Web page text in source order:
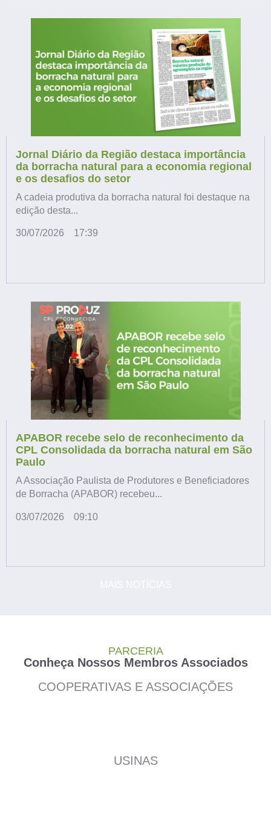
Jornal Diário da Região destaca importância
da borracha natural para a economia regional
e os desafios do setor
A cadeia produtiva da borracha natural foi destaque na
edição desta...
30/07/2026 17:39
APABOR recebe selo de reconhecimento da
CPL Consolidada da borracha natural em São
Paulo
A Associação Paulista de Produtores e Beneficiadores
de Borracha (APABOR) recebeu...
03/07/2026 09:10
PARCERIA
Conheça Nossos Membros Associados
COOPERATIVAS E ASSOCIAÇÕES
USINAS